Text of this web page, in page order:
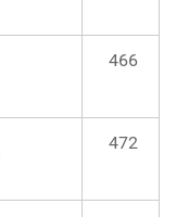
466
472